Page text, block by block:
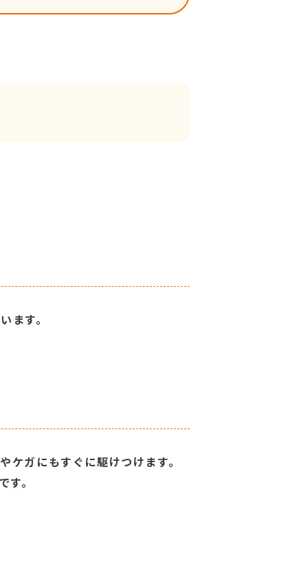
ます。
ガにもすぐに駆けつけます。
。